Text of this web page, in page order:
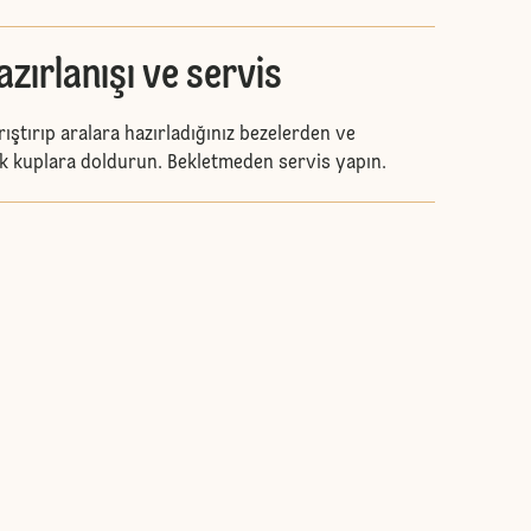
ve servis
aralara hazırladığınız bezelerden ve
kuplara doldurun. Bekletmeden servis yapın.